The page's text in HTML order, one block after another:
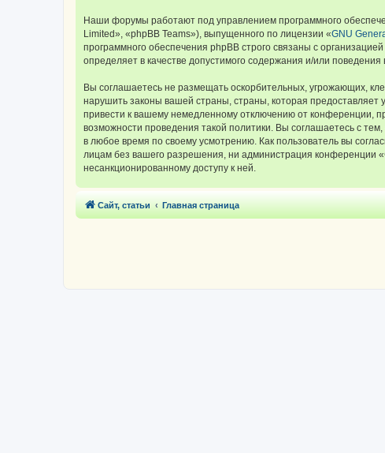
Наши форумы работают под управлением программного
Limited», «phpBB Teams»), выпущенного по лицензии «GNU
программного обеспечения phpBB строго связаны с
определяет в качестве допустимого содержания и/или
Вы соглашаетесь не размещать оскорбительных, угрожающих,
нарушить законы вашей страны, страны, которая
привести к вашему немедленному отключению от конференции,
возможности проведения такой политики. Вы соглашаетесь с
в любое время по своему усмотрению. Как пользователь вы
лицам без вашего разрешения, ни администрация конференции
несанкционированному доступу к ней.
Сайт, статьи Главная страница